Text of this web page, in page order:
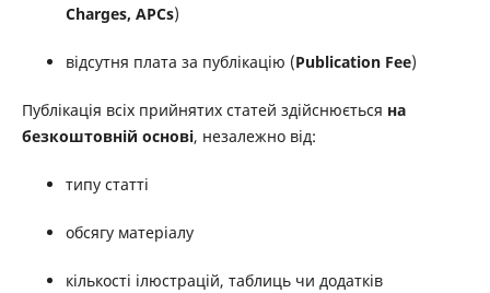
Charges, APCs)
відсутня плата за публікацію (Publication Fee)
Публікація всіх прийнятих статей здійснюється на
безкоштовній основі, незалежно від:
типу статті
обсягу матеріалу
кількості ілюстрацій, таблиць чи додатків